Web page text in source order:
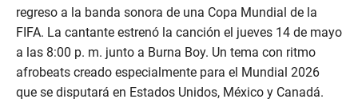
regreso a la banda sonora de una Copa Mundial de la
FIFA. La cantante estrenó la canción el jueves 14 de mayo
a las 8:00 p. m. junto a Burna Boy. Un tema con ritmo
afrobeats creado especialmente para el Mundial 2026
que se disputará en Estados Unidos, México y Canadá.